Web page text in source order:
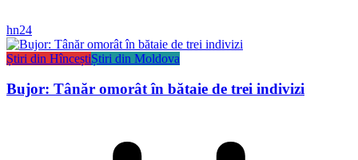
hn24
Știri din HînceștiȘtiri din Moldova
Bujor: Tânăr omorât în bătaie de trei indivizi